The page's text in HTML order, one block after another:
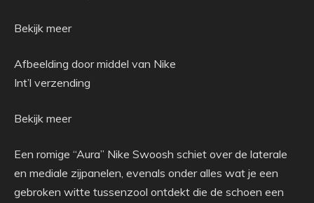
Bekijk meer
Afbeelding door middel van Nike
Int’l verzending
Bekijk meer
Een romige “Aura” Nike Swoosh schiet over de laterale
en mediale zijpanelen, evenals onder alles wat je een
gebroken witte tussenzool ontdekt die de schoen een